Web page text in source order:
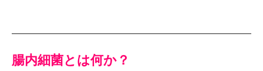
腸内細菌とは何か？